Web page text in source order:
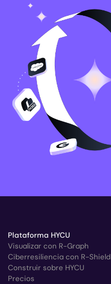
Plataforma HYCU
Visualizar con R-Graph
Ciberresiliencia con R-Shield
Construir sobre HYCU
Precios